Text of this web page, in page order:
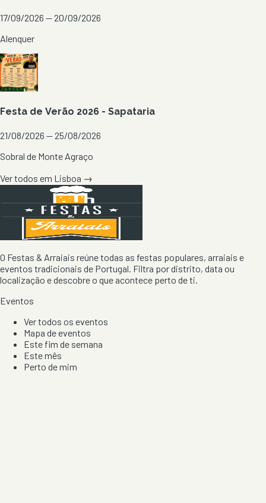
17/09/2026 — 20/09/2026
Alenquer
Festa de Verão 2026 - Sapataria
21/08/2026 — 25/08/2026
Sobral de Monte Agraço
Ver todos em Lisboa →
O Festas & Arraiais reúne todas as festas populares, arraiais e
eventos tradicionais de Portugal. Filtra por distrito, data ou
localização e descobre o que acontece perto de ti.
Eventos
Ver todos os eventos
Mapa de eventos
Este fim de semana
Este mês
Perto de mim